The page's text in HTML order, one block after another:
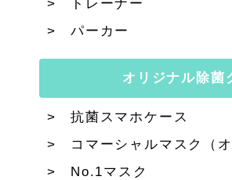
トレーナー
パーカー
オリジナル除菌
抗菌スマホケース
コマーシャルマスク（
No.1マスク